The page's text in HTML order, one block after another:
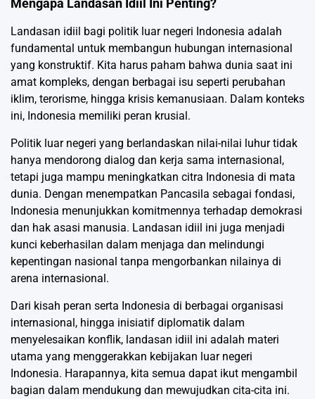
Mengapa Landasan Idiil Ini Penting?
Landasan idiil bagi politik luar negeri Indonesia adalah
fundamental untuk membangun hubungan internasional
yang konstruktif. Kita harus paham bahwa dunia saat ini
amat kompleks, dengan berbagai isu seperti perubahan
iklim, terorisme, hingga krisis kemanusiaan. Dalam konteks
ini, Indonesia memiliki peran krusial.
Politik luar negeri yang berlandaskan nilai-nilai luhur tidak
hanya mendorong dialog dan kerja sama internasional,
tetapi juga mampu meningkatkan citra Indonesia di mata
dunia. Dengan menempatkan Pancasila sebagai fondasi,
Indonesia menunjukkan komitmennya terhadap demokrasi
dan hak asasi manusia. Landasan idiil ini juga menjadi
kunci keberhasilan dalam menjaga dan melindungi
kepentingan nasional tanpa mengorbankan nilainya di
arena internasional.
Dari kisah peran serta Indonesia di berbagai organisasi
internasional, hingga inisiatif diplomatik dalam
menyelesaikan konflik, landasan idiil ini adalah materi
utama yang menggerakkan kebijakan luar negeri
Indonesia. Harapannya, kita semua dapat ikut mengambil
bagian dalam mendukung dan mewujudkan cita-cita ini.